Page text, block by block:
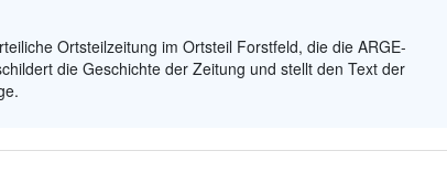
Ortsteilzeitung im Ortsteil Forstfeld, die die ARGE-
die Geschichte der Zeitung und stellt den Text der